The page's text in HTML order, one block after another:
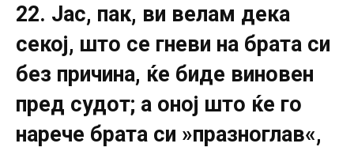
22. Јас, пак, ви велам дека
секој, што се гневи на брата си
без причина, ќе биде виновен
пред судот; а оној што ќе го
нарече брата си »празноглав«,